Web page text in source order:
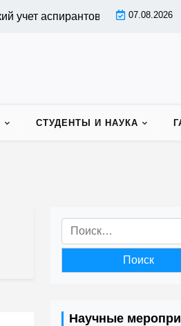
аспирантов | 07.08.2026
СТУДЕНТЫ И НАУКА
Найти:
Научные